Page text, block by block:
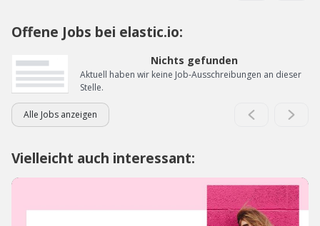
Offene Jobs bei elastic.io:
Nichts gefunden
Aktuell haben wir keine Job-Ausschreibungen an dieser
Stelle.
Alle Jobs anzeigen
Vielleicht auch interessant: